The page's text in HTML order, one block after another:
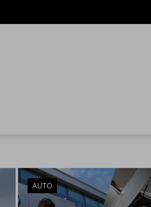
AUTO